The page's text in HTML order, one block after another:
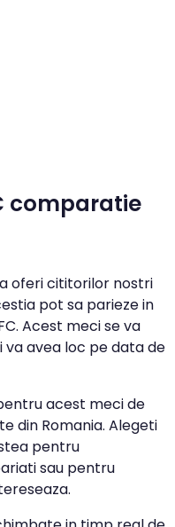
comparatie
oferi cititorilor nostri
pot sa parieze in
Acest meci se va
va avea loc pe data de
acest meci de
din Romania. Alegeti
pentru
sau pentru